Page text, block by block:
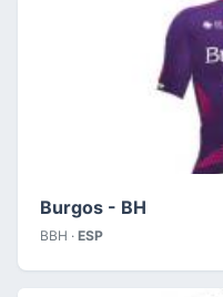
Burgos - BH
BBH · ESP